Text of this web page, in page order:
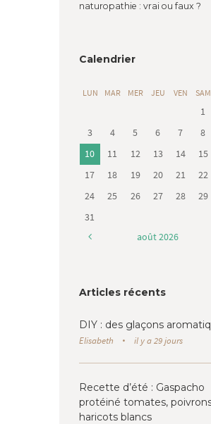
naturopathie : vrai ou faux ?
Calendrier
LUN MAR MER JEU VEN SAM
1
3
4 5 6 7 8
10
11 12 13 14 15
17
18 19 20 21 22
24
25 26 27 28 29
31
août2026
Articles récents
DIY : des glaçons
Elisabeth il y a 29 jours
Recette d’été : Gaspacho
protéiné tomates,
haricots blancs